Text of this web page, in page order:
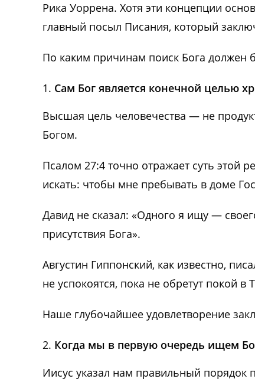
Рика Уоррена. Хотя эти концепции
главный посыл Писания, который
По каким причинам поиск Бога должен
Сам Бог является конечной целью
Высшая цель человечества — не
Богом.
Псалом 27:4 точно отражает суть этой
искать: чтобы мне пребывать в доме
Давид не сказал: «Одного я ищу —
присутствия Бога».
Августин Гиппонский, как известно,
не успокоятся, пока не обретут покой в
Наше глубочайшее удовлетворение
Когда мы в первую очередь ищем
Иисус указал нам правильный порядок